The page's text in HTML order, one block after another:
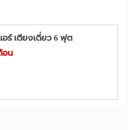
ฟพันธุ์ไทย แค่ประมาณ 400
goo.gl/Ngf18L
14364
นที่นุ่มสบาย เพราะเราให้ความ
รายเดือนจังหวัดอุบลราชธานี
1.4 กม.
4.3 กม.
ย์ 0.7 กม.
อร์ เตียงเดี่ยว 6 ฟุต
อน